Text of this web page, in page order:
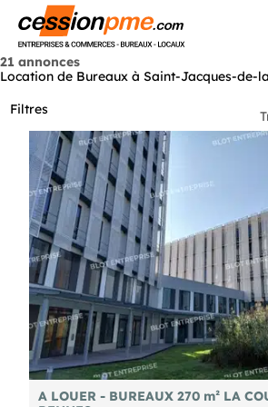
21 annonces
Location de Bureaux à Saint-Jacques-de-
Filtres
A LOUER - BUREAUX 270 m² LA